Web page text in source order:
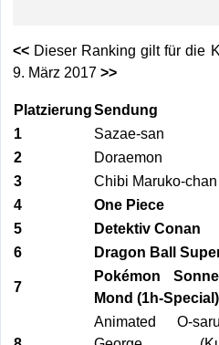
<<Dieser Ranking gilt für die
9. März 2017 >>
PlatzierungSendung
1
Sazae-san
2
Doraemon
3
Chibi Maruko-chan
4
One Piece
5
Detektiv Conan
6
Dragon Ball
7
Pokémon
Mond (1h-Special)
Animated O-